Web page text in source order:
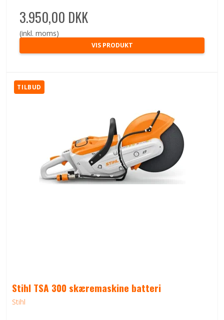
3.950,00 DKK
(inkl. moms)
VIS PRODUKT
TILBUD
Stihl TSA 300 skæremaskine batteri
Stihl